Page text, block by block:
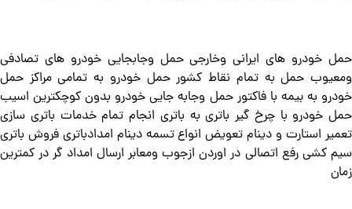
حمل خودرو های ایرانی وخارجی حمل وجابجایی خودرو های تصادفی
ومعیوب حمل به تمام نقاط کشور حمل خودرو به تمامی مراکز حمل
خودرو به بیمه با فاکتور حمل وجابه جایی خودرو بدون کوچکترین اسیب
حمل خودرو با چرخ گیر باتری به باتری انجام تمام خدمات باتری سازی
تعمیر استارت و دینام تعویض انواع تسمه دینام امدادباتری فروش باتری
سیم کشی رفع اتصالی در اوردن ازجوب ومعابر ارسال امداد گر در کمترین
زمان